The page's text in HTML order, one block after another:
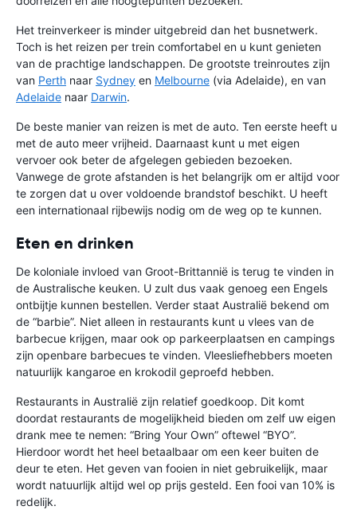
Het treinverkeer is minder uitgebreid dan het busnetwerk.
Toch is het reizen per trein comfortabel en u kunt genieten
van de prachtige landschappen. De grootste treinroutes zijn
van Perth naar Sydney en Melbourne (via Adelaide), en van
Adelaide naar Darwin.
De beste manier van reizen is met de auto. Ten eerste heeft u
met de auto meer vrijheid. Daarnaast kunt u met eigen
vervoer ook beter de afgelegen gebieden bezoeken.
Vanwege de grote afstanden is het belangrijk om er altijd voor
te zorgen dat u over voldoende brandstof beschikt. U heeft
een internationaal rijbewijs nodig om de weg op te kunnen.
Eten en drinken
De koloniale invloed van Groot-Brittannië is terug te vinden in
de Australische keuken. U zult dus vaak genoeg een Engels
ontbijtje kunnen bestellen. Verder staat Australië bekend om
de “barbie”. Niet alleen in restaurants kunt u vlees van de
barbecue krijgen, maar ook op parkeerplaatsen en campings
zijn openbare barbecues te vinden. Vleesliefhebbers moeten
natuurlijk kangaroe en krokodil geproefd hebben.
Restaurants in Australië zijn relatief goedkoop. Dit komt
doordat restaurants de mogelijkheid bieden om zelf uw eigen
drank mee te nemen: “Bring Your Own” oftewel “BYO”.
Hierdoor wordt het heel betaalbaar om een keer buiten de
deur te eten. Het geven van fooien in niet gebruikelijk, maar
wordt natuurlijk altijd wel op prijs gesteld. Een fooi van 10% is
redelijk.